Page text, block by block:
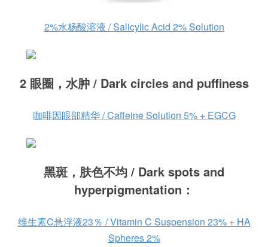
2%水杨酸溶液 / Salicylic Acid 2% Solution
2 眼圈，水肿 / Dark circles and puffiness
咖啡因眼部精华 / Caffeine Solution 5% + EGCG
黑斑，肤色不均 / Dark spots and
hyperpigmentation：
维生素C悬浮液23％ / Vitamin C Suspension 23% + HA
Spheres 2%